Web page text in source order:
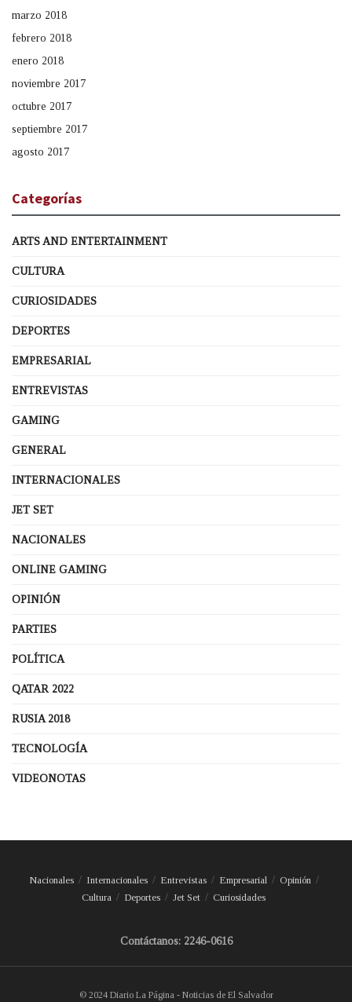
marzo 2018
febrero 2018
enero 2018
noviembre 2017
octubre 2017
septiembre 2017
agosto 2017
Categorías
ARTS AND ENTERTAINMENT
CULTURA
CURIOSIDADES
DEPORTES
EMPRESARIAL
ENTREVISTAS
GAMING
GENERAL
INTERNACIONALES
JET SET
NACIONALES
ONLINE GAMING
OPINIÓN
PARTIES
POLÍTICA
QATAR 2022
RUSIA 2018
TECNOLOGÍA
VIDEONOTAS
Nacionales Internacionales Entrevistas Empresarial
Opinión
Cultura
Deportes Jet Set Curiosidades
Contáctanos: 2246-0616
© 2024 Diario La Página - Noticias de El Salvador